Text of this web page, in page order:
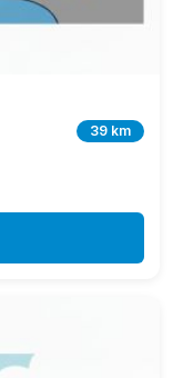
39 km